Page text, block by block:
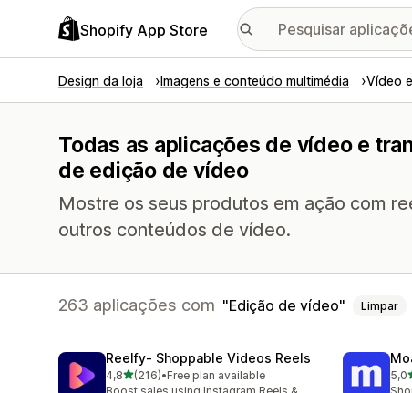
Shopify App Store
Design da loja Imagens e conteúdo multimédia Vídeo
Todas as aplicações de vídeo e
de edição de vídeo
Mostre os seus produtos em ação com
outros conteúdos de vídeo.
263 aplicações com Edição de vídeo Limpar
Reelfy‑ Shoppable Videos Reels
4,8de 5 estrelas
(216)
216 total de avaliações
•Free plan available
5,0